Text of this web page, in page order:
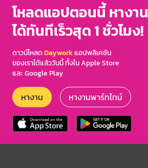
โหลดแอปตอนนี้ หางาน
ได้ทันทีเร็วสุด 1 ชั่วโมง!
ดาวน์โหลดDayworkแอปพลิเคชัน
ของเราได้แล้ววันนี้ ทั้งใน Apple Store
และ Google Play
หางาน หางานพาร์ทไทม์